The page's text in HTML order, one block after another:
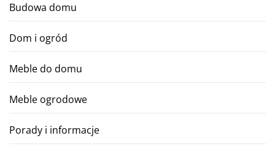
Budowa domu
Dom i ogród
Meble do domu
Meble ogrodowe
Porady i informacje